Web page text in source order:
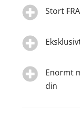
 Stort


Enormt
din